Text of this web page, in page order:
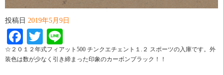
投稿日 2019年5月9日
Facebook
Twitter
☆２０１２年式フィアット500 チンクエチェント１.２ スポーツの入庫です。外
装色は数が少なく引き締まった印象のカーボンブラック！！